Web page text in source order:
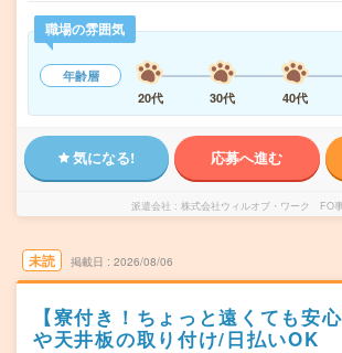
職場の雰囲気
年齢層
20代
30代 40代
気になる! 応募へ進む
派遣会社 株式会社ウィルオブ・ワーク FO
未読 掲載日 2026/08/06
【寮付き！ちょっと遠くても安
や天井板の取り付け/日払いOK